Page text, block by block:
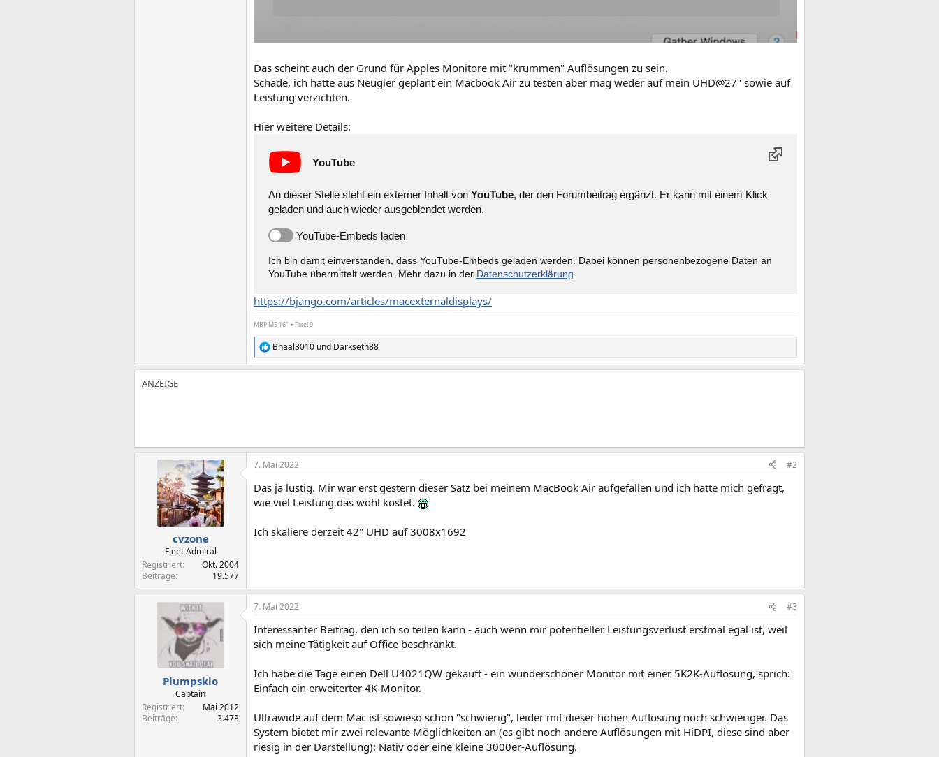
Das scheint auch der Grund für Apples Monitore mit "krummen" Auflösungen zu sein.
Schade, ich hatte aus Neugier geplant ein Macbook Air zu testen aber mag weder auf mein UHD@27" sowie auf
Leistung verzichten.
Hier weitere Details:
YouTube
An dieser Stelle steht ein externer Inhalt von YouTube, der den Forumbeitrag ergänzt. Er kann mit einem Klick
geladen und auch wieder ausgeblendet werden.
YouTube-Embeds laden
Ich bin damit einverstanden, dass YouTube-Embeds geladen werden. Dabei können personen­bezogene Daten an
YouTube übermittelt werden. Mehr dazu in der Datenschutzerklärung
https://bjango.com/articles/macexternaldisplays/
MBP M5 16" + Pixel 9
R
e
a
n
Bhaal3010 und Darkseth88
cvzone
Fleet Admiral
Registriert
Okt. 2004
Beiträge
19.577
7. Mai 2022 #2
Das ja lustig. Mir war erst gestern dieser Satz bei meinem MacBook Air aufgefallen und ich hatte mich gefragt,
wie viel Leistung das wohl kostet.
Ich skaliere derzeit 42" UHD auf 3008x1692
Plumpsklo
Captain
Registriert
Mai 2012
Beiträge
3.473
7. Mai 2022 #3
Interessanter Beitrag, den ich so teilen kann - auch wenn mir potentieller Leistungsverlust erstmal egal ist, weil
sich meine Tätigkeit auf Office beschränkt.
Ich habe die Tage einen Dell U4021QW gekauft - ein wunderschöner Monitor mit einer 5K2K-Auflösung, sprich:
Einfach ein erweiterter 4K-Monitor.
Ultrawide auf dem Mac ist sowieso schon "schwierig", leider mit dieser hohen Auflösung noch schwieriger. Das
System bietet mir zwei relevante Möglichkeiten an (es gibt noch andere Auflösungen mit HiDPI, diese sind aber
riesig in der Darstellung): Nativ oder eine kleine 3000er-Auflösung.